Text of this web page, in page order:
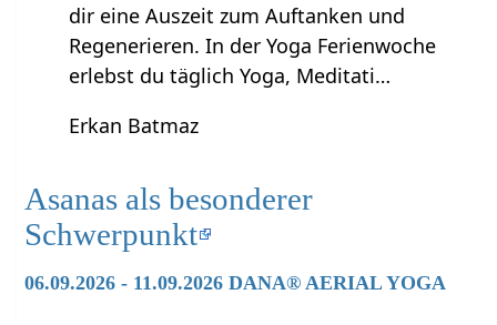
dir eine Auszeit zum Auftanken und
Regenerieren. In der Yoga Ferienwoche
erlebst du täglich Yoga, Meditati…
Erkan Batmaz
Asanas als besonderer
Schwerpunkt
06.09.2026 - 11.09.2026 DANA® AERIAL YOGA